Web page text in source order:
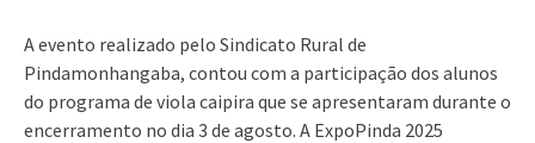
A evento realizado pelo Sindicato Rural de
Pindamonhangaba, contou com a participação dos alunos
do programa de viola caipira que se apresentaram durante o
encerramento no dia 3 de agosto. A ExpoPinda 2025